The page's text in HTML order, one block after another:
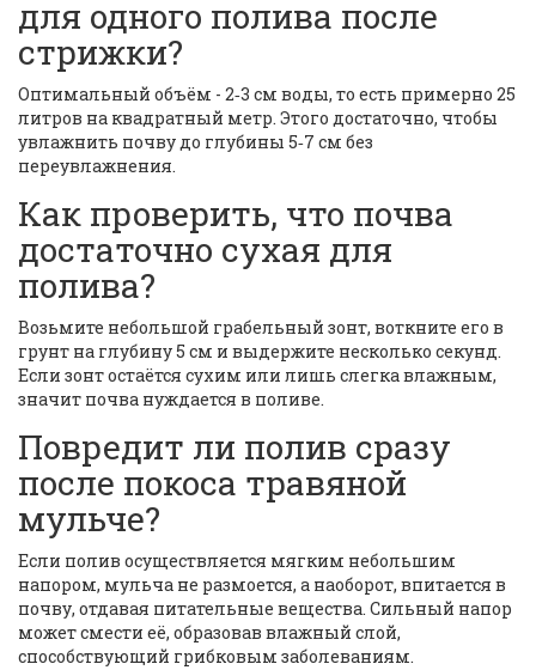
для одного полива после
стрижки?
Оптимальный объём - 2‑3 см воды, то есть примерно 25
литров на квадратный метр. Этого достаточно, чтобы
увлажнить почву до глубины 5‑7 см без
переувлажнения.
Как проверить, что почва
достаточно сухая для
полива?
Возьмите небольшой грабельный зонт, воткните его в
грунт на глубину 5 см и выдержите несколько секунд.
Если зонт остаётся сухим или лишь слегка влажным,
значит почва нуждается в поливе.
Повредит ли полив сразу
после покоса травяной
мульче?
Если полив осуществляется мягким небольшим
напором, мульча не размоется, а наоборот, впитается в
почву, отдавая питательные вещества. Сильный напор
может смести её, образовав влажный слой,
способствующий грибковым заболеваниям.